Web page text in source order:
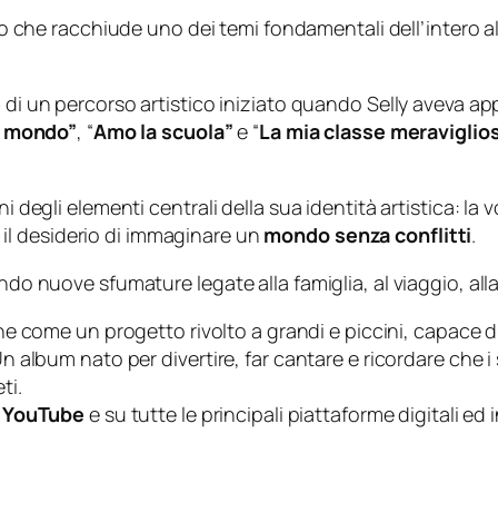
che racchiude uno dei temi fondamentali dell’intero
un percorso artistico iniziato quando Selly aveva
, “Amo la scuola”e “La mia classe
degli elementi centrali della sua identità artistica: la
desiderio di immaginare un mondo senza conflitti.
nuove sfumature legate alla famiglia, al viaggio,
come un progetto rivolto a grandi e piccini, capace
album nato per divertire, far cantare e ricordare
e su tutte le principali piattaforme digitali ed